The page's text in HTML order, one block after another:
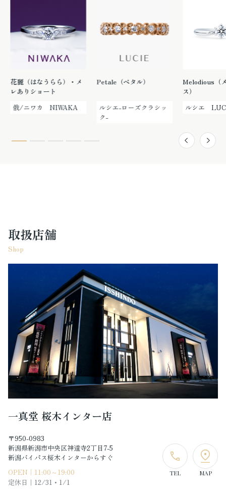
花麗（はなうらら）・メ
レありショート
俄/ニワカ NIWAKA
Petale（ペタル）
ルシエ-ローズクラシッ
ク-
Melodious（
ス）
ルシエ
取扱店舗
Shop
一真堂 桜木インター店
〒950-0983
新潟県新潟市中央区神道寺2丁目7-5
新潟バイパス桜木インターからすぐ
OPEN｜11:00～19:00
定休日｜ 12/31・1/1
TEL MAP